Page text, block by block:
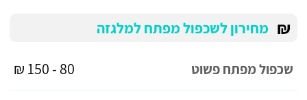
₪ מחירון לשכפול מפתח למלגזה
שכפול מפתח פשוט 80 - 150 ₪